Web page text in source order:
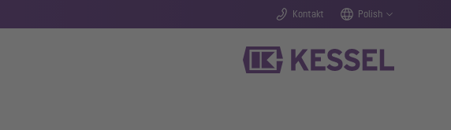
Kontakt Polish